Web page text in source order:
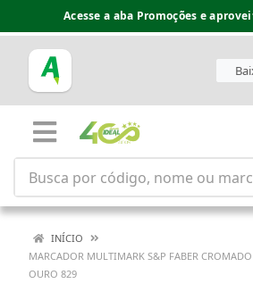
Acesse a aba Promoções e
INÍCIO
MARCADOR MULTIMARK S&P FABER CROMADO
OURO 829